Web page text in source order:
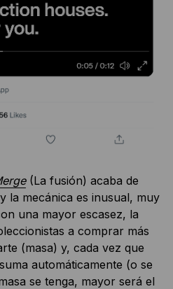
(La fusión) acaba de
la mecánica es inusual, muy
una mayor escasez, la
a comprar más
(masa) y, cada vez que
automáticamente (o se
se tenga, mayor será el